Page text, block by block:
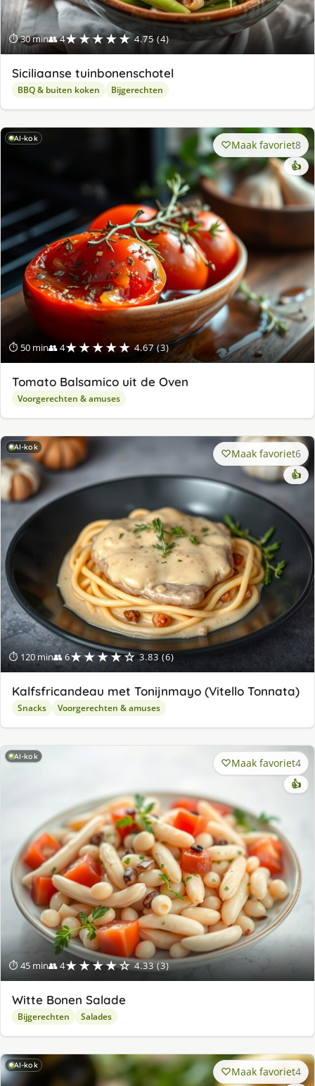
⏱ 30 min👥 4★★★★★ 4.75 (4)
Siciliaanse tuinbonenschotel
BBQ & buiten koken Bijgerechten
AI-kok
⏱ 50 min👥 4★★★★★ 4.67 (3)
Maak favoriet8
👍
Tomato Balsamico uit de Oven
Voorgerechten & amuses
AI-kok
⏱ 120 min👥 6★★★★☆ 3.83 (6)
Maak favoriet6
👍
Kalfsfricandeau met Tonijnmayo (Vitello Tonnata)
Snacks Voorgerechten & amuses
AI-kok
⏱ 45 min👥 4★★★★☆ 4.33 (3)
Maak favoriet4
👍
Witte Bonen Salade
Bijgerechten Salades
AI-kok Maak favoriet4